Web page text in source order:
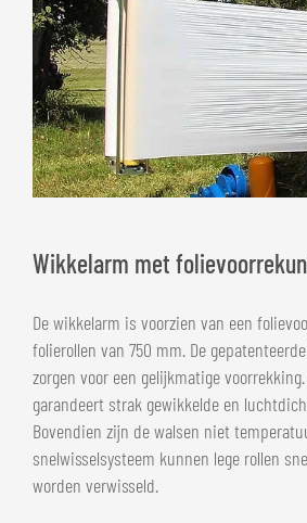
Wikkelarm met
De wikkelarm is voorzien van een
folierollen van 750 mm. De
zorgen voor een gelijkmatige
garandeert strak gewikkelde en
Bovendien zijn de walsen niet
snelwisselsysteem kunnen lege rollen
worden verwisseld.